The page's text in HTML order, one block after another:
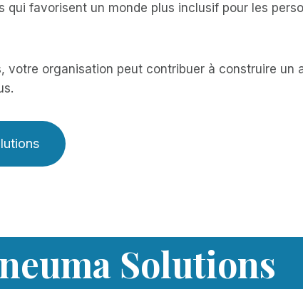
qui favorisent un monde plus inclusif pour les
votre organisation peut contribuer à construire un
Solutions